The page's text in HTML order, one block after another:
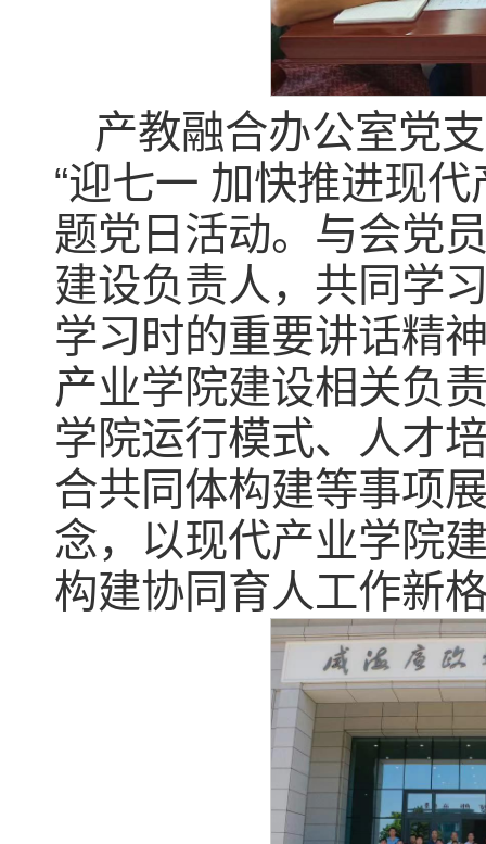
产教融合办公室党
“迎七一 加快推进现
题党日活动。与会党
建设负责人，共同学
学习时的重要讲话精
产业学院建设相关负
学院运行模式、人才
合共同体构建等事项
念，以现代产业学院
构建协同育人工作新